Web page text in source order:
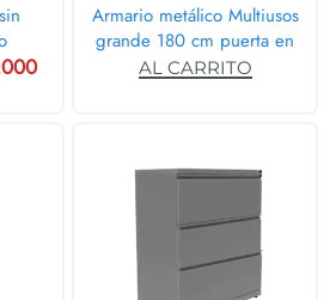
Armario metálico Multiusos
grande 180 cm puerta en
madera
AL CARRITO